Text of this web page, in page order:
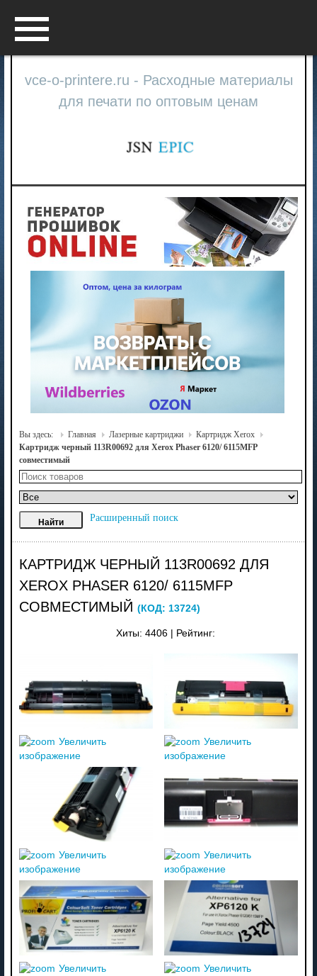
vce-o-printere.ru - Расходные материалы
для печати по оптовым ценам
Вы здесь: Главная Лазерные картриджи
Картридж Xerox
Картридж черный 113R00692 для Xerox Phaser 6120/ 6115MFP
совместимый
Расширенный поиск
КАРТРИДЖ ЧЕРНЫЙ 113R00692 ДЛЯ
XEROX PHASER 6120/ 6115MFP
СОВМЕСТИМЫЙ (КОД: 13724)
Хиты: 4406 Рейтинг:
Увеличить
изображение
Увеличить
изображение
Увеличить
изображение
Увеличить
изображение
Увеличить
Увеличить